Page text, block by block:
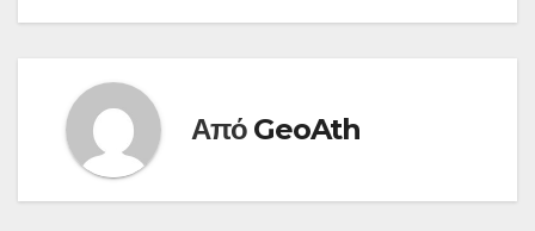
Από GeoAth